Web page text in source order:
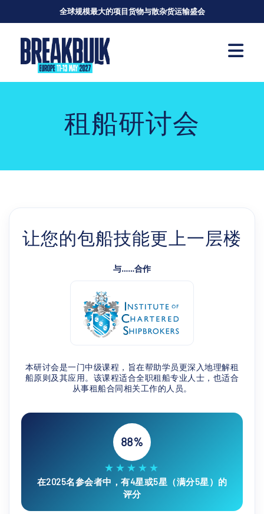
全球规模最大的项目货物与散杂货运输盛会
租船研讨会
让您的包船技能更上一层楼
与……合作
本研讨会是一门中级课程，旨在帮助学员更深入地理解租
船原则及其应用。该课程适合全职租船专业人士，也适合
从事租船合同相关工作的人员。
88%
★★★★★
在2025名参会者中，有4星或5星（满分5星）的
评分